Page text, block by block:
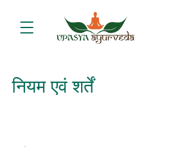
नियम एवं शर्तें